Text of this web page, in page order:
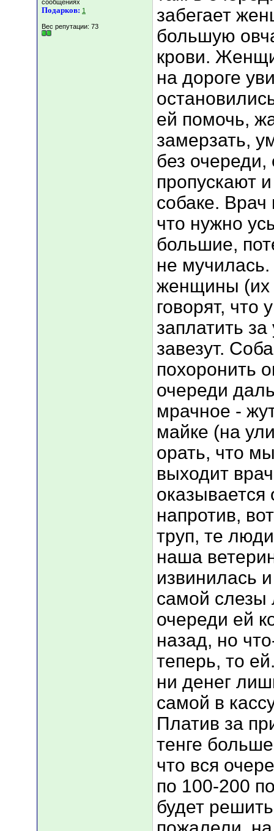
сообщениях
Подарков: 1
Вес репутации: 73
забегает
большую
крови.
на дороге
ей помочь,
замерзать,
без очереди,
пропускают
собаке. Врач
что нужно
большие,
не
женщины (их
говорят, что
заплатить
завезут.
похоронить
очереди
мрачное -
майке (на
орать, что
выходит
напротив,
труп, те
наша
извинилась
самой слезы
очереди ей
назад, но
теперь, то
ни денег
самой в
Платив за
тенге
что вся
по 100-200
будет